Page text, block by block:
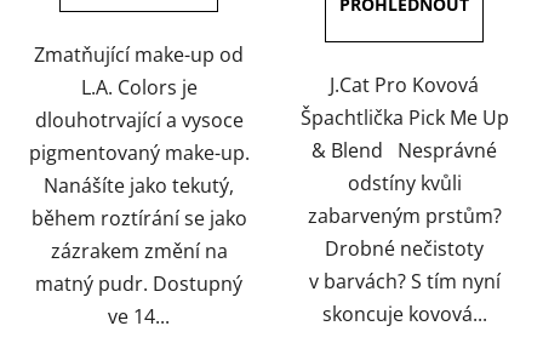
5
hvězdiček.
Zmatňující make-up od
L.A. Colors je
dlouhotrvající a vysoce
pigmentovaný make-up.
Nanášíte jako tekutý,
během roztírání se jako
zázrakem změní na
matný pudr. Dostupný
ve 14...
5
hvězdiček.
J.Cat Pro Kovová
Špachtlička Pick Me Up
& Blend Nesprávné
odstíny kvůli
zabarveným prstům?
Drobné nečistoty
v barvách? S tím nyní
skoncuje kovová...